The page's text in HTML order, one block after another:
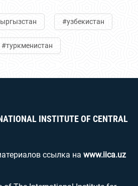
#узбекистан
#туркменистан
INSTITUTE OF CENTRAL
ссылка на www.iica.uz